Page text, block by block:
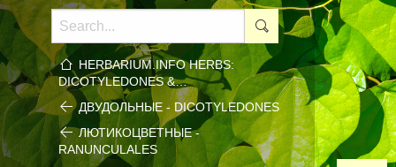
HERBARIUM.INFO HERBS:
DICOTYLEDONES &…
ДВУДОЛЬНЫЕ - DICOTYLEDONES
ЛЮТИКОЦВЕТНЫЕ -
RANUNCULALES